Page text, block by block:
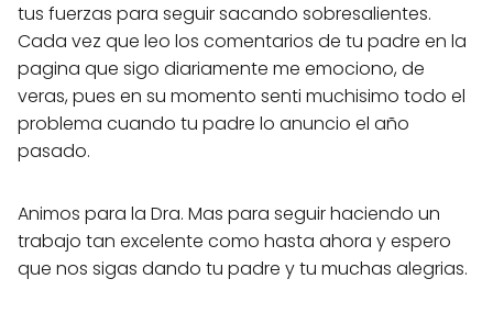
tus fuerzas para seguir sacando sobresalientes.
Cada vez que leo los comentarios de tu padre en la
pagina que sigo diariamente me emociono, de
veras, pues en su momento senti muchisimo todo el
problema cuando tu padre lo anuncio el año
pasado.
Animos para la Dra. Mas para seguir haciendo un
trabajo tan excelente como hasta ahora y espero
que nos sigas dando tu padre y tu muchas alegrias.